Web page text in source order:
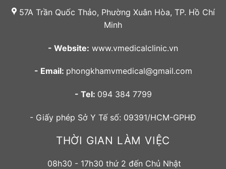
57A Trần Quốc Thảo, Phường Xuân Hòa, TP. Hồ Chí
Minh
- Website: www.vmedicalclinic.vn
- Email: phongkhamvmedical@gmail.com
- Tel: 094 384 7799
- Giấy phép Sở Y Tế số: 09391/HCM-GPHĐ
THỜI GIAN LÀM VIỆC
08h30 - 17h30 thứ 2 đến Chủ Nhật